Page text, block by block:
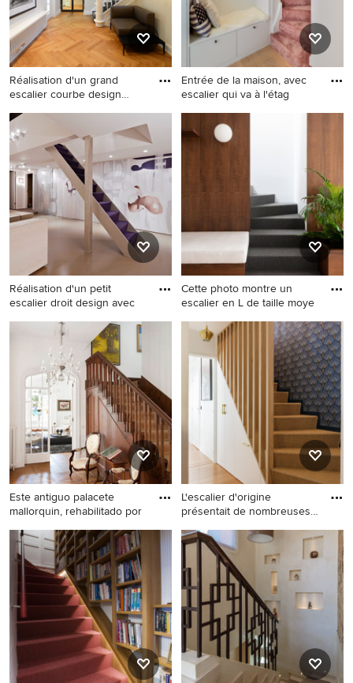
Réalisation d'un grand
escalier courbe design
Réalisation d'un grand
escalier courbe design avec
des marches en moquette et
des contremarches en
moquette.
Entrée de la maison, avec
escalier qui va à l'étag
Exemple d'un escalier
scandinave en L de taille
moyenne avec des marches
contremarches en moquette.
Réalisation d'un petit
escalier droit design avec
Réalisation d'un petit escalier
droit design avec des
marches en moquette et des
contremarches en moquette.
Cette photo montre un
escalier en L de taille moye
Cette photo montre un
escalier en L de taille
moyenne avec des marches
en moquette, des
contremarches en moquette,
un garde-corps en métal et
boiseries.
Este antiguo palacete
mallorquin, rehabilitado por
Exemple d'un escalier chic
en L de taille moyenne avec
un garde-corps en bois, des
marches en moquette et des
contremarches en moquette.
L'escalier d'origine
présentait de nombreuses
Cette image montre un
escalier courbe design de
taille moyenne avec des
marches en moquette, des
contremarches en moquette,
un garde-corps en bois, du
papier peint et rangements.